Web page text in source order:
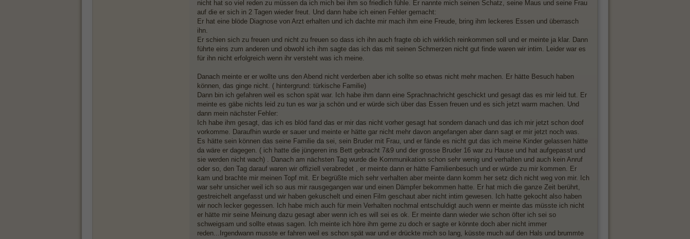
nicht hat so viel reden zu müssen da ich mich bei ihm so friedlich fühle. Er nannte mich seinen Schatz, seine Maus und seine Frau
auf die er sich in 2 Tagen wieder freut. Und dann habe ich einen Fehler gemacht:
Er hat eine blöde Diagnose von Arzt erhalten und ich dachte mir mach ihm eine Freude, bring ihm leckeres Essen und überrasch
ihn.
Er schien sich zu freuen und nicht zu freuen so dass ich ihn auch fragte ob ich wirklich reinkommen soll und er meinte ja klar. Dann
führte eins zum anderen und obwohl ich ihm sagte das ich das mit seinen Schmerzen nicht gut finde waren wir intim. Leider war es
für ihn nicht erfolgreich wenn ihr versteht was ich meine.
Danach meinte er er wollte uns den Abend nicht verderben aber ich sollte so etwas nicht mehr machen. Er hätte Besuch haben
können, das ginge nicht. ( hintergrund: türkische Familie)
Dann bin ich gefahren weil es schon spät war. Ich habe ihm dann eine Sprachnachricht geschickt und gesagt das es mir leid tut. Er
meinte es gäbe nichts leid zu tun es war ja schön und er würde sich über das Essen freuen und es sich jetzt warm machen. Und
dann mein nächster Fehler:
Ich habe ihm gesagt, das ich es blöd fand das er mir das nicht vorher gesagt hat sondern danach und das ich mir jetzt schon doof
vorkomme. Daraufhin wurde er sauer und meinte er hätte gar nicht mehr davon angefangen aber dann sagt er mir jetzt noch was.
Es hätte sein können das seine Familie da sei, sein Bruder mit Frau, und er fände es nicht gut das ich meine Kinder gelassen hätte
da wäre er dagegen. ( ich hatte die jüngeren ins Bett gebracht 7&9 und der grosse Bruder 16 war zu Hause und hat aufgepasst und
sie werden nicht wach) . Danach am nächsten Tag wurde die Kommunikation schon sehr wenig und verhalten und auch kein Anruf
oder so, den Tag darauf waren wir offiziell verabredet , er meinte dann er hätte Familienbesuch und er würde zu mir kommen. Er
kam und brachte mir meinen Topf mit. Er begrüßte mich sehr verhalten aber meinte dann komm her setz dich nicht weg von mir. Ich
war sehr unsicher weil ich so aus mir rausgegangen war und einen Dämpfer bekommen hatte. Er hat mich die ganze Zeit berührt,
gestreichelt angefasst und wir haben gekuschelt und einen Film geschaut aber nicht intim gewesen. Ich hatte gekocht also haben
wir noch lecker gegessen. Ich habe mich auch für mein Verhalten nochmal entschuldigt auch wenn er meinte das müsste ich nicht
er hätte mir seine Meinung dazu gesagt aber wenn ich es will sei es ok. Er meinte dann wieder wie schon öfter ich sei so
schweigsam und sollte etwas sagen. Ich meinte ich höre ihm gerne zu doch er sagte er könnte doch aber nicht immer
reden...Irgendwann musste er fahren weil es schon spät war und er drückte mich so lang, küsste much auf den Hals und brummte